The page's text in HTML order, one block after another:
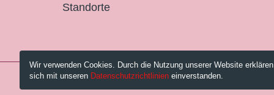
Standorte
© 2026 Pestalozzi-Bibliothek Zürich. Impressum
Wir verwenden Cookies. Durch die Nutzung unserer Website
sich mit unseren Datenschutzrichtlinien einverstanden.